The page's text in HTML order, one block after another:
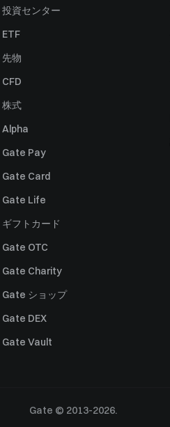
投資センター
ETF
先物
CFD
株式
Alpha
Gate Pay
Gate Card
Gate Life
ギフトカード
Gate OTC
Gate Charity
Gate ショップ
Gate DEX
Gate Vault
Gate © 2013-2026.